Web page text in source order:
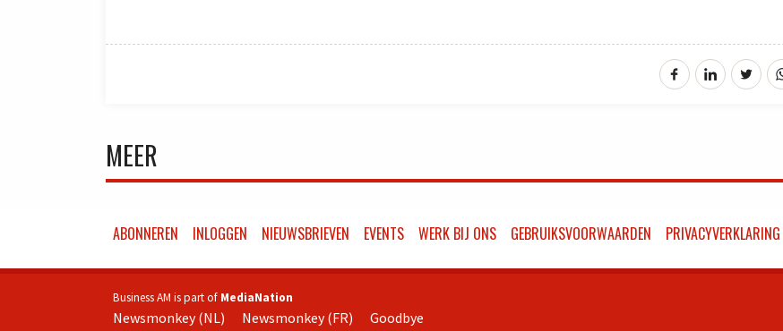
MEER
ABONNEREN INLOGGEN NIEUWSBRIEVEN EVENTS WERK BIJ ONS GEBRUIKSVOORWAARDEN PRIVACYVERKLARING
Business AM is part of MediaNation
Newsmonkey (NL) Newsmonkey (FR) Goodbye